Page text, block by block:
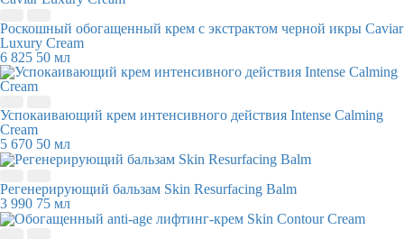
Роскошный обогащенный крем с экстрактом черной икры Caviar
Luxury Cream
6 825 50 мл
Успокаивающий крем интенсивного действия Intense Calming
Cream
5 670 50 мл
Регенерирующий бальзам Skin Resurfacing Balm
3 990 75 мл